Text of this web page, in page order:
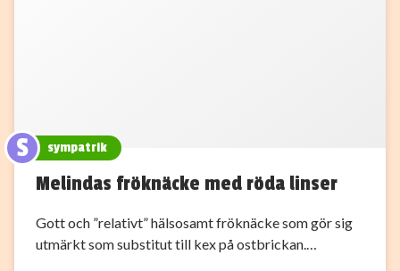
S sympatrik
Melindas fröknäcke med röda linser
Gott och ”relativt” hälsosamt fröknäcke som gör sig
utmärkt som substitut till kex på ostbrickan.…